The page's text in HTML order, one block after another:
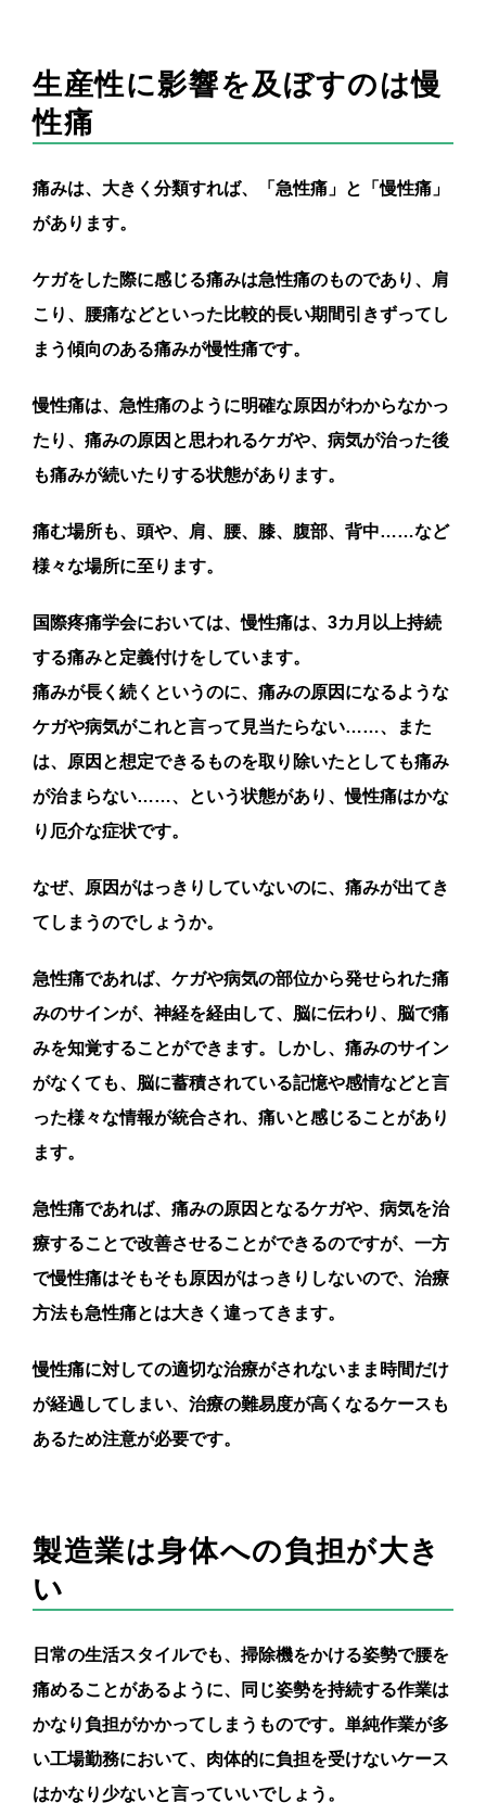
生産性に影響を及ぼすのは慢
性痛
痛みは、大きく分類すれば、「急性痛」と「慢性痛」
があります。
ケガをした際に感じる痛みは急性痛のものであり、肩
こり、腰痛などといった比較的長い期間引きずってし
まう傾向のある痛みが慢性痛です。
慢性痛は、急性痛のように明確な原因がわからなかっ
たり、痛みの原因と思われるケガや、病気が治った後
も痛みが続いたりする状態があります。
痛む場所も、頭や、肩、腰、膝、腹部、背中……など
様々な場所に至ります。
国際疼痛学会においては、慢性痛は、3カ月以上持続
する痛みと定義付けをしています。
痛みが長く続くというのに、痛みの原因になるような
ケガや病気がこれと言って見当たらない……、また
は、原因と想定できるものを取り除いたとしても痛み
が治まらない……、という状態があり、慢性痛はかな
り厄介な症状です。
なぜ、原因がはっきりしていないのに、痛みが出てき
てしまうのでしょうか。
急性痛であれば、ケガや病気の部位から発せられた痛
みのサインが、神経を経由して、脳に伝わり、脳で痛
みを知覚することができます。しかし、痛みのサイン
がなくても、脳に蓄積されている記憶や感情などと言
った様々な情報が統合され、痛いと感じることがあり
ます。
急性痛であれば、痛みの原因となるケガや、病気を治
療することで改善させることができるのですが、一方
で慢性痛はそもそも原因がはっきりしないので、治療
方法も急性痛とは大きく違ってきます。
慢性痛に対しての適切な治療がされないまま時間だけ
が経過してしまい、治療の難易度が高くなるケースも
あるため注意が必要です。
製造業は身体への負担が大き
い
日常の生活スタイルでも、掃除機をかける姿勢で腰を
痛めることがあるように、同じ姿勢を持続する作業は
かなり負担がかかってしまうものです。単純作業が多
い工場勤務において、肉体的に負担を受けないケース
はかなり少ないと言っていいでしょう。